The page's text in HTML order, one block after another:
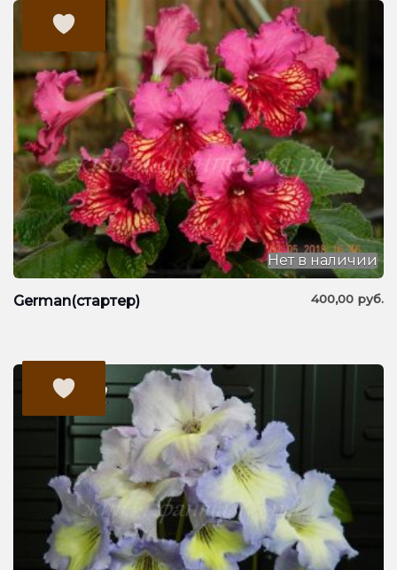
German(стартер) 400,00 руб.
Нет в наличии